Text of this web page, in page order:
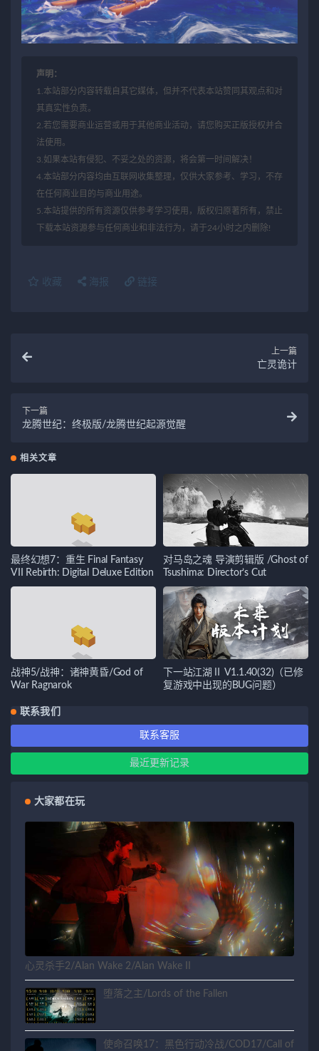
声明：
1.本站部分内容转载自其它媒体，但并不代表本站赞同其观点和对
其真实性负责。
2.若您需要商业运营或用于其他商业活动，请您购买正版授权并合
法使用。
3.如果本站有侵犯、不妥之处的资源，将会第一时间解决！
4.本站部分内容均由互联网收集整理，仅供大家参考、学习，不存
在任何商业目的与商业用途。
5.本站提供的所有资源仅供参考学习使用，版权归原著所有，禁止
下载本站资源参与任何商业和非法行为，请于24小时之内删除!
收藏 海报 链接
上一篇
亡灵诡计
下一篇
龙腾世纪：终极版/龙腾世纪起源觉醒
相关文章
最终幻想7：重生 Final Fantasy
VII Rebirth: Digital Deluxe Edition
对马岛之魂 导演剪辑版 /Ghost of
Tsushima: Director’s Cut
战神5/战神：诸神黄昏/God of
War Ragnarok
下一站江湖Ⅱ V1.1.40(32)（已修
复游戏中出现的BUG问题）
联系我们
联系客服
最近更新记录
大家都在玩
心灵杀手2/Alan Wake 2/Alan Wake II
堕落之主/Lords of the Fallen
使命召唤17：黑色行动冷战/COD17/Call of